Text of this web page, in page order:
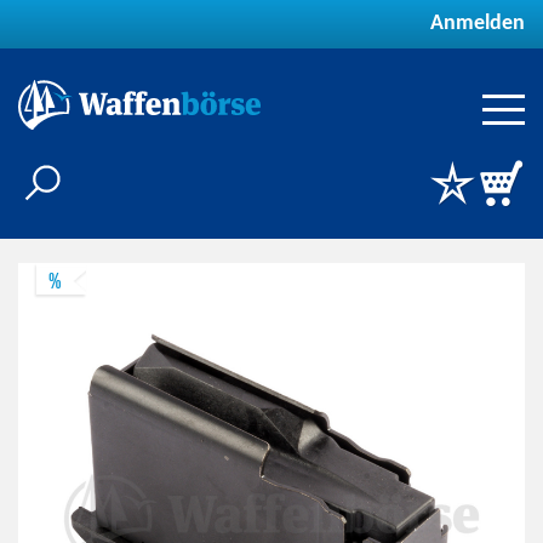
Anmelden
%